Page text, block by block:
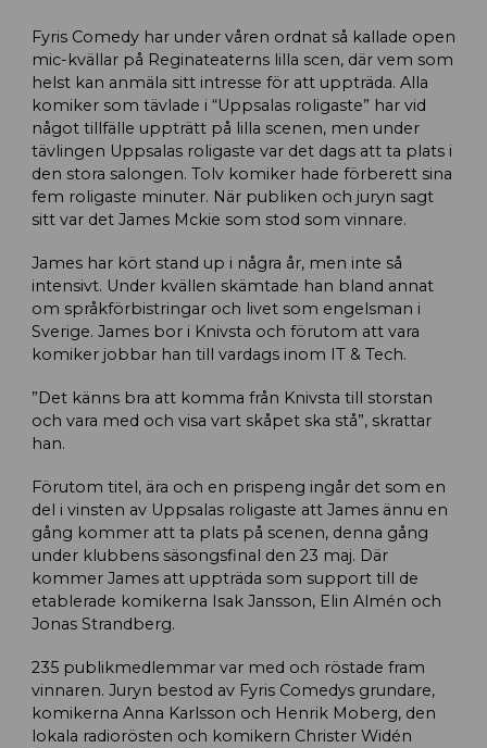
Fyris Comedy har under våren ordnat så kallade open
mic-kvällar på Reginateaterns lilla scen, där vem som
helst kan anmäla sitt intresse för att uppträda. Alla
komiker som tävlade i “Uppsalas roligaste” har vid
något tillfälle uppträtt på lilla scenen, men under
tävlingen Uppsalas roligaste var det dags att ta plats i
den stora salongen. Tolv komiker hade förberett sina
fem roligaste minuter. När publiken och juryn sagt
sitt var det James Mckie som stod som vinnare.
James har kört stand up i några år, men inte så
intensivt. Under kvällen skämtade han bland annat
om språkförbistringar och livet som engelsman i
Sverige. James bor i Knivsta och förutom att vara
komiker jobbar han till vardags inom IT & Tech.
”Det känns bra att komma från Knivsta till storstan
och vara med och visa vart skåpet ska stå”, skrattar
han.
Förutom titel, ära och en prispeng ingår det som en
del i vinsten av Uppsalas roligaste att James ännu en
gång kommer att ta plats på scenen, denna gång
under klubbens säsongsfinal den 23 maj. Där
kommer James att uppträda som support till de
etablerade komikerna Isak Jansson, Elin Almén och
Jonas Strandberg.
235 publikmedlemmar var med och röstade fram
vinnaren. Juryn bestod av Fyris Comedys grundare,
komikerna Anna Karlsson och Henrik Moberg, den
lokala radiorösten och komikern Christer Widén